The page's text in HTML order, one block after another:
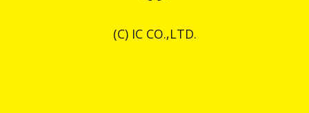
(C) IC CO.,LTD.